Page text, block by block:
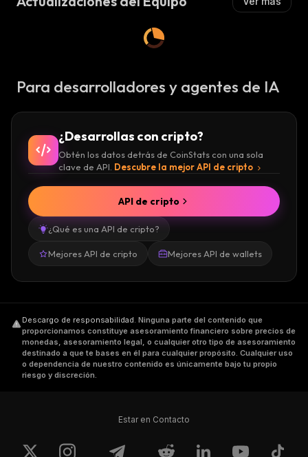
Para desarrolladores y agentes de IA
¿Desarrollas con cripto?
Obtén los datos detrás de CoinStats con una sola
clave de API. Descubre la mejor API de cripto
¿Qué es una API de cripto?
Mejores API de cripto Mejores API de wallets
API de cripto
Descargo de responsabilidad. Ninguna parte del contenido que
proporcionamos constituye asesoramiento financiero sobre precios de
monedas, asesoramiento legal, o cualquier otro tipo de asesoramiento
destinado a que te bases en él para cualquier propósito. Cualquier uso
o dependencia de nuestro contenido es únicamente bajo tu propio
riesgo y discreción.
Estar en Contacto